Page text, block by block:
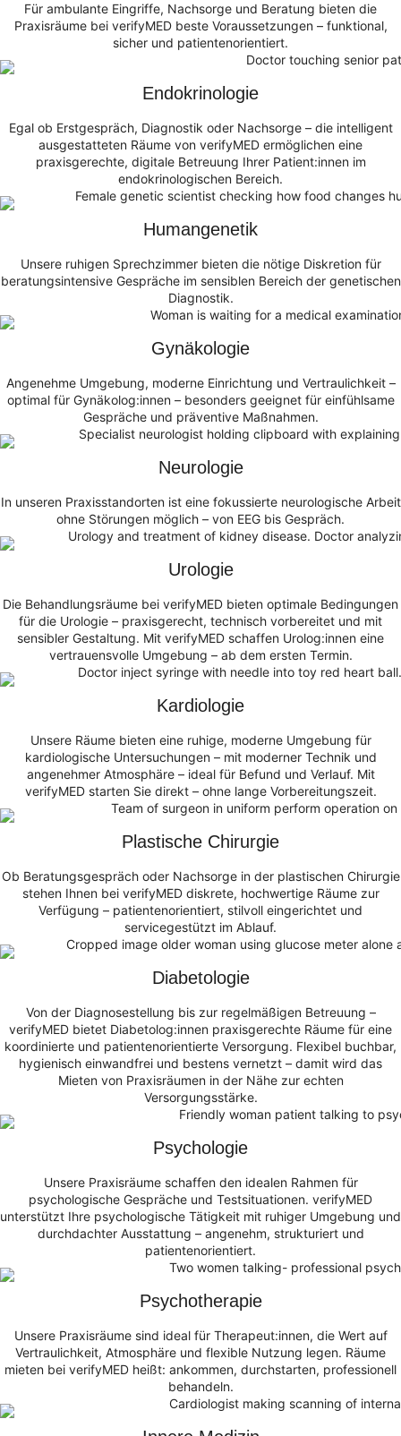
Für ambulante Eingriffe, Nachsorge und Beratung bieten die
Praxisräume bei verifyMED beste Voraussetzungen – funktional,
sicher und patientenorientiert.
Endokrinologie
Egal ob Erstgespräch, Diagnostik oder Nachsorge – die intelligent
ausgestatteten Räume von verifyMED ermöglichen eine
praxisgerechte, digitale Betreuung Ihrer Patient:innen im
endokrinologischen Bereich.
Humangenetik
Unsere ruhigen Sprechzimmer bieten die nötige Diskretion für
beratungsintensive Gespräche im sensiblen Bereich der genetischen
Diagnostik.
Gynäkologie
Angenehme Umgebung, moderne Einrichtung und Vertraulichkeit –
optimal für Gynäkolog:innen – besonders geeignet für einfühlsame
Gespräche und präventive Maßnahmen.
Neurologie
In unseren Praxisstandorten ist eine fokussierte neurologische Arbeit
ohne Störungen möglich – von EEG bis Gespräch.
Urologie
Die Behandlungsräume bei verifyMED bieten optimale Bedingungen
für die Urologie – praxisgerecht, technisch vorbereitet und mit
sensibler Gestaltung. Mit verifyMED schaffen Urolog:innen eine
vertrauensvolle Umgebung – ab dem ersten Termin.
Kardiologie
Unsere Räume bieten eine ruhige, moderne Umgebung für
kardiologische Untersuchungen – mit moderner Technik und
angenehmer Atmosphäre – ideal für Befund und Verlauf. Mit
verifyMED starten Sie direkt – ohne lange Vorbereitungszeit.
Plastische Chirurgie
Ob Beratungsgespräch oder Nachsorge in der plastischen Chirurgie
stehen Ihnen bei verifyMED diskrete, hochwertige Räume zur
Verfügung – patientenorientiert, stilvoll eingerichtet und
servicegestützt im Ablauf.
Diabetologie
Von der Diagnosestellung bis zur regelmäßigen Betreuung –
verifyMED bietet Diabetolog:innen praxisgerechte Räume für eine
koordinierte und patientenorientierte Versorgung. Flexibel buchbar,
hygienisch einwandfrei und bestens vernetzt – damit wird das
Mieten von Praxisräumen in der Nähe zur echten
Versorgungsstärke.
Psychologie
Unsere Praxisräume schaffen den idealen Rahmen für
psychologische Gespräche und Testsituationen. verifyMED
unterstützt Ihre psychologische Tätigkeit mit ruhiger Umgebung und
durchdachter Ausstattung – angenehm, strukturiert und
patientenorientiert.
Psychotherapie
Unsere Praxisräume sind ideal für Therapeut:innen, die Wert auf
Vertraulichkeit, Atmosphäre und flexible Nutzung legen. Räume
mieten bei verifyMED heißt: ankommen, durchstarten, professionell
behandeln.